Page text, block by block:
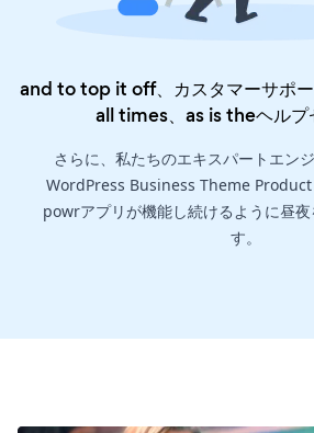
and to top it off、カスタマーサポ
all times、as is theヘルプ
さらに、私たちのエキスパートエン
WordPress Business Theme Product
powrアプリが機能し続けるように昼
す。